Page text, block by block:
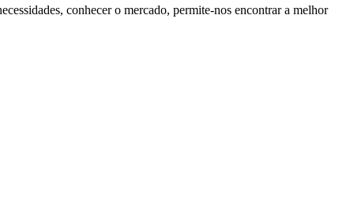
conhecer o mercado, permite-nos encontrar a melhor